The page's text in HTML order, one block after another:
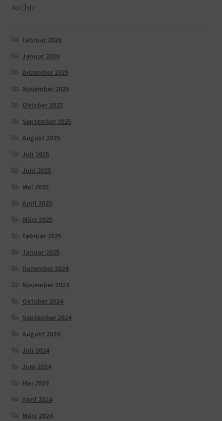
Archiv
Februar 2026
Januar 2026
Dezember 2025
November 2025
Oktober 2025
September 2025
August 2025
Juli 2025
Juni 2025
Mai 2025
April 2025
März 2025
Februar 2025
Januar 2025
Dezember 2024
November 2024
Oktober 2024
September 2024
August 2024
Juli 2024
Juni 2024
Mai 2024
April 2024
März 2024